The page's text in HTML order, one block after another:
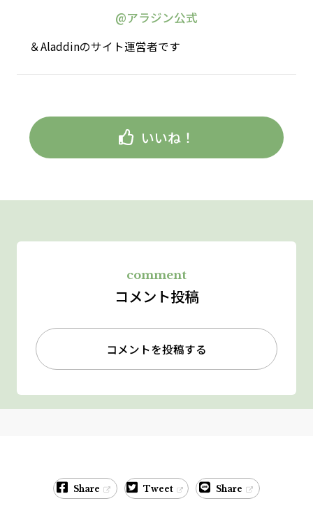
@アラジン公式
＆Aladdinのサイト運営者です
いいね！
comment
コメント投稿
コメントを投稿する
Share Tweet Share